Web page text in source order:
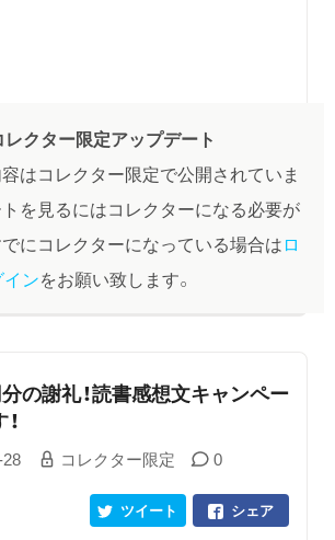
レクター限定アップデート
はコレクター限定で公開されていま
を見るにはコレクターになる必要が
にコレクターになっている場合はロ
インをお願い致します。
の謝礼！読書感想文キャンペー
コレクター限定 0
シェア
ツイート